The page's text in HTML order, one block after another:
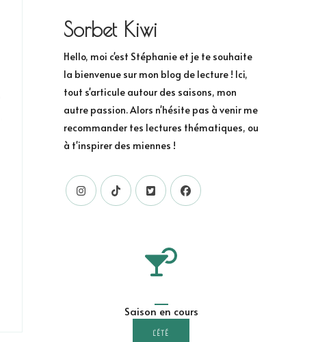
Sorbet Kiwi
Hello, moi c'est Stéphanie et je te souhaite
la bienvenue sur mon blog de lecture ! Ici,
tout s'articule autour des saisons, mon
autre passion. Alors n'hésite pas à venir me
recommander tes lectures thématiques, ou
à t'inspirer des miennes !
Saison en cours
L'ÉTÉ